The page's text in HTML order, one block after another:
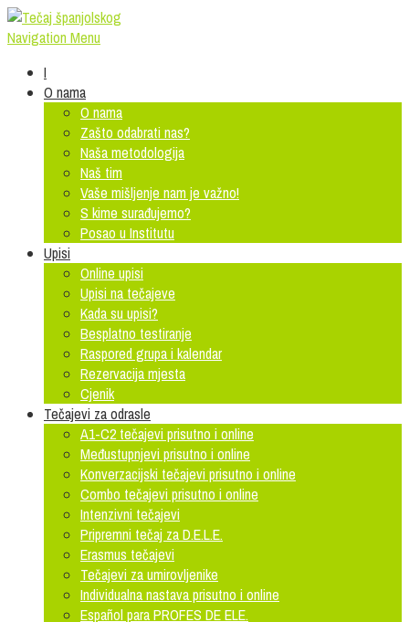
Navigation Menu
I
O nama
O nama
Zašto odabrati nas?
Naša metodologija
Naš tim
Vaše mišljenje nam je važno!
S kime surađujemo?
Posao u Institutu
Upisi
Online upisi
Upisi na tečajeve
Kada su upisi?
Besplatno testiranje
Raspored grupa i kalendar
Rezervacija mjesta
Cjenik
Tečajevi za odrasle
A1-C2 tečajevi prisutno i online
Međustupnjevi prisutno i online
Konverzacijski tečajevi prisutno i online
Combo tečajevi prisutno i online
Intenzivni tečajevi
Pripremni tečaj za D.E.L.E.
Erasmus tečajevi
Tečajevi za umirovljenike
Individualna nastava prisutno i online
Español para PROFES DE ELE.